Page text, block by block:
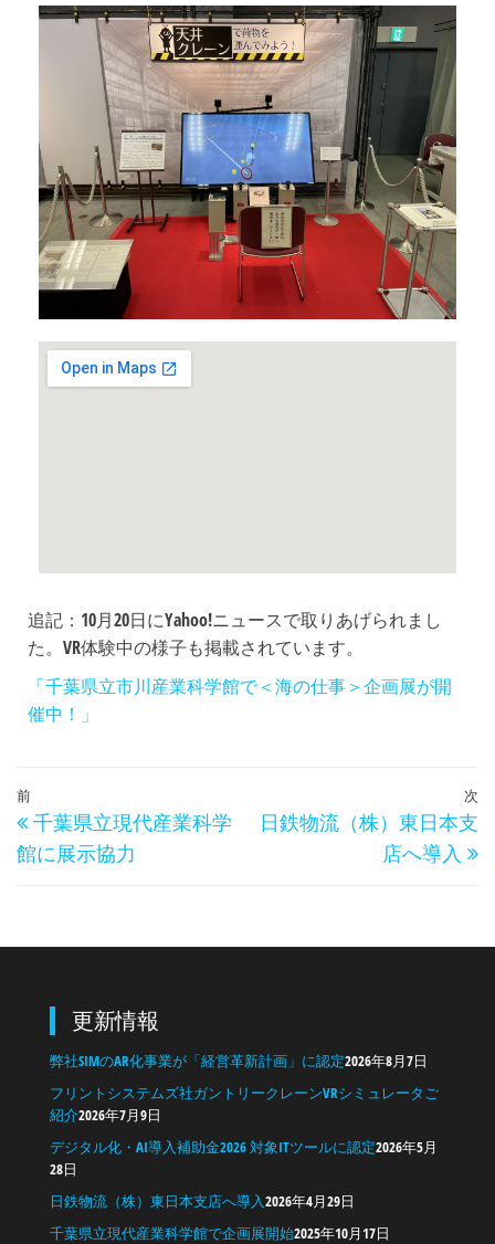
追記：10月20日にYahoo!ニュースで取りあげられまし
た。VR体験中の様子も掲載されています。
「千葉県立市川産業科学館で＜海の仕事＞企画展が開
催中！」
前
千葉県立現代産業科学
館に展示協力
次
日鉄物流（株）東日本支
店へ導入
更新情報
弊社SIMのAR化事業が「経営革新計画」に認定2026年8月7日
フリントシステムズ社ガントリークレーンVRシミュレータご
紹介2026年7月9日
デジタル化・AI導入補助金2026 対象ITツールに認定2026年5月
28日
日鉄物流（株）東日本支店へ導入2026年4月29日
千葉県立現代産業科学館で企画展開始2025年10月17日